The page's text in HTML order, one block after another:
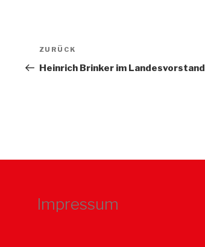
Beitragsnavigation
Vorheriger
Beitrag
ZURÜCK
Heinrich Brinker im Landesvorstand
Impressum